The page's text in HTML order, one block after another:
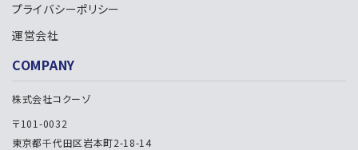
プライバシーポリシー
運営会社
COMPANY
株式会社コクーゾ
〒101-0032
東京都千代田区岩本町2-18-14